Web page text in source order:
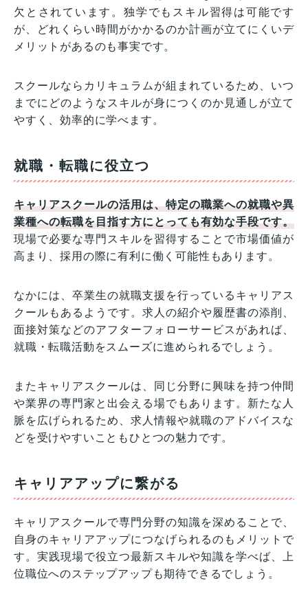
欠とされています。独学でもスキル習得は可能です
が、どれくらい時間がかかるのか計画が立てにくいデ
メリットがあるのも事実です。
スクールならカリキュラムが組まれているため、いつ
までにどのようなスキルが身につくのか見通しが立て
やすく、効率的に学べます。
就職・転職に役立つ
キャリアスクールの活用は、特定の職業への就職や異
業種への転職を目指す方にとっても有効な手段です。
現場で必要な専門スキルを習得することで市場価値が
高まり、採用の際に有利に働く可能性もあります。
なかには、卒業生の就職支援を行っているキャリアス
クールもあるようです。求人の紹介や履歴書の添削、
面接対策などのアフターフォローサービスがあれば、
就職・転職活動をスムーズに進められるでしょう。
またキャリアスクールは、同じ分野に興味を持つ仲間
や業界の専門家と出会える場でもあります。新たな人
脈を広げられるため、求人情報や就職のアドバイスな
どを受けやすいこともひとつの魅力です。
キャリアアップに繋がる
キャリアスクールで専門分野の知識を深めることで、
自身のキャリアアップにつなげられるのもメリットで
す。実践現場で役立つ最新スキルや知識を学べば、上
位職位へのステップアップも期待できるでしょう。